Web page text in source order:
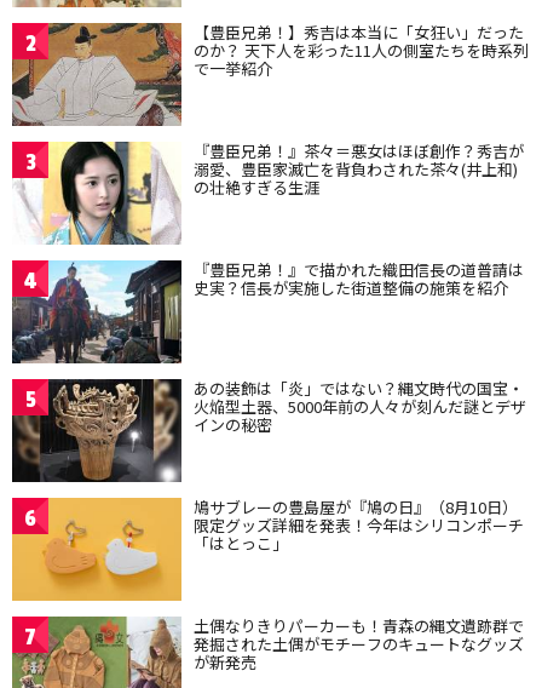
2 【豊臣兄弟！】秀吉は本当に「女狂い」だった
のか？ 天下人を彩った11人の側室たちを時系列
で一挙紹介
3 『豊臣兄弟！』茶々＝悪女はほぼ創作？秀吉が
溺愛、豊臣家滅亡を背負わされた茶々(井上和)
の壮絶すぎる生涯
4 『豊臣兄弟！』で描かれた織田信長の道普請は
史実？信長が実施した街道整備の施策を紹介
5 あの装飾は「炎」ではない？縄文時代の国宝・
火焔型土器、5000年前の人々が刻んだ謎とデザ
インの秘密
6 鳩サブレーの豊島屋が『鳩の日』（8月10日）
限定グッズ詳細を発表！今年はシリコンポーチ
「はとっこ」
7 土偶なりきりパーカーも！青森の縄文遺跡群で
発掘された土偶がモチーフのキュートなグッズ
が新発売